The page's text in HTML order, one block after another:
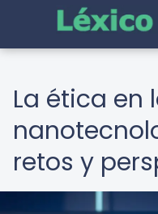
La ética en
retos y